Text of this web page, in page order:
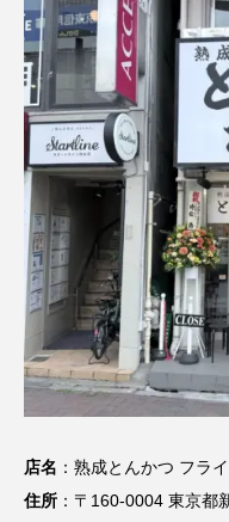
店名 ：熟成とんかつ フラ
住所 ：〒160-0004 東京都